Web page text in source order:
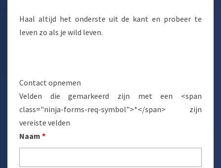
Haal altijd het onderste uit de kant en probeer te
leven zo als je wild leven.
Contact opnemen
Velden die gemarkeerd zijn met een <span
class="ninja-forms-req-symbol">*</span> zijn
vereiste velden
Naam *